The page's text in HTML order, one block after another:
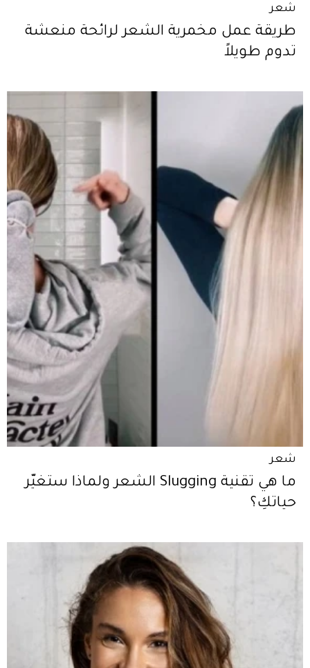
شعر
طريقة عمل مخمرية الشعر لرائحة منعشة
تدوم طويلاً
شعر
ما هي تقنية Slugging الشعر ولماذا ستغيّر
حياتكِ؟